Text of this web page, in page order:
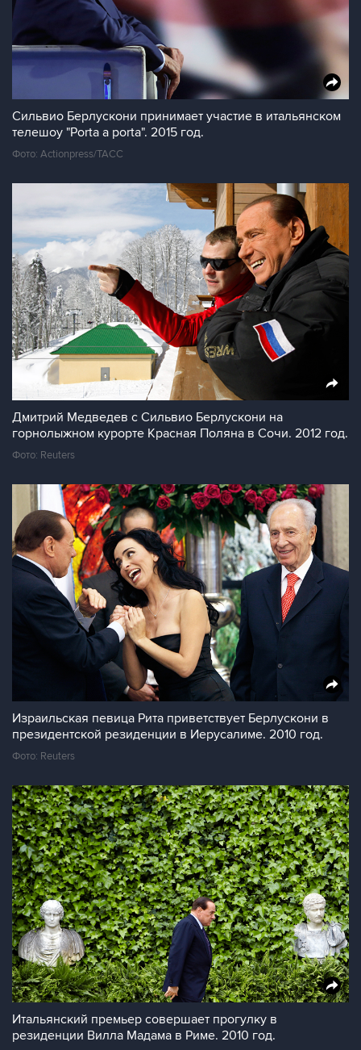
Сильвио Берлускони принимает участие в итальянском
телешоу "Porta a porta". 2015 год.
Фото: Actionpress/ТАСС
Дмитрий Медведев с Сильвио Берлускони на
горнолыжном курорте Красная Поляна в Сочи. 2012 год.
Фото: Reuters
Израильская певица Рита приветствует Берлускони в
президентской резиденции в Иерусалиме. 2010 год.
Фото: Reuters
Итальянский премьер совершает прогулку в
резиденции Вилла Мадама в Риме. 2010 год.